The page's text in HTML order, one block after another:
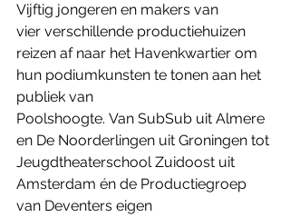
Vijftig jongeren en makers van
vier verschillende productiehuizen
reizen af naar het Havenkwartier om
hun podiumkunsten te tonen aan het
publiek van
Poolshoogte. Van SubSub uit Almere
en De Noorderlingen uit Groningen tot
Jeugdtheaterschool Zuidoost uit
Amsterdam én de Productiegroep
van Deventers eigen